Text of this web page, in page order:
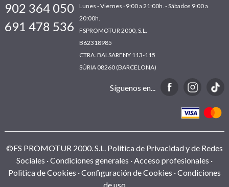
902 364 050
691 478 536
Lunes - Viernes · 9:00 a 21:00h. - Sábados 9:00 a
20:00h.
FSPROMOTUR 2000, S.L.
B62318985
CTRA. BALSARENY 113-115
SÚRIA 08260 (BARCELONA)
Síguenos en...
©FS PROMOTUR 2000. S.L. Política de Privacidad y de Redes
Sociales Condiciones generales
Acceso profesionales
Politica de Cookies Configuración de Cookies Condiciones
de uso